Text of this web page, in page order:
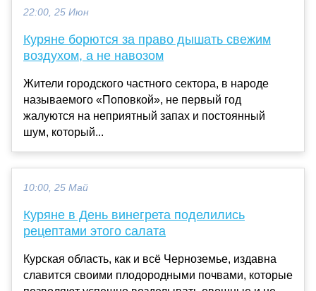
22:00, 25 Июн
Куряне борются за право дышать свежим
воздухом, а не навозом
Жители городского частного сектора, в народе
называемого «Поповкой», не первый год
жалуются на неприятный запах и постоянный
шум, который...
10:00, 25 Май
Куряне в День винегрета поделились
рецептами этого салата
Курская область, как и всё Черноземье, издавна
славится своими плодородными почвами, которые